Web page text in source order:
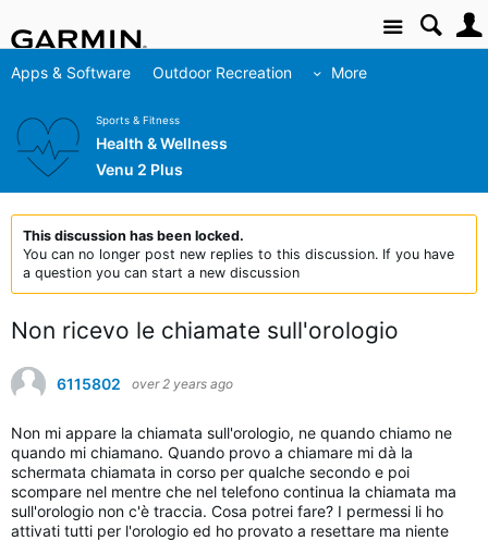
Site
Apps & Software Outdoor Recreation More
Sports & Fitness
Health & Wellness
Venu 2 Plus
This discussion has been locked.
You can no longer post new replies to this discussion. If you have
a question you can start a new discussion
Non ricevo le chiamate sull'orologio
6115802 over 2 years ago
Non mi appare la chiamata sull'orologio, ne quando chiamo ne
quando mi chiamano. Quando provo a chiamare mi dà la
schermata chiamata in corso per qualche secondo e poi
scompare nel mentre che nel telefono continua la chiamata ma
sull'orologio non c'è traccia. Cosa potrei fare? I permessi li ho
attivati tutti per l'orologio ed ho provato a resettare ma niente